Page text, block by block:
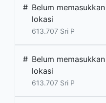
# Belum memasukkan
lokasi
613.707 Sri P
# Belum memasukkan
lokasi
613.707 Sri P